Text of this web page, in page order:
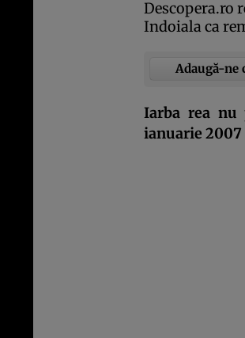
Descopera.ro
Indoiala ca
Adaugă-ne
Iarba rea nu
ianuarie 2007